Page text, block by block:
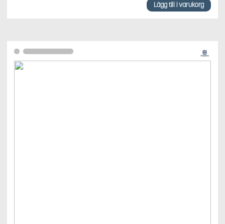
Lägg till i varukorg